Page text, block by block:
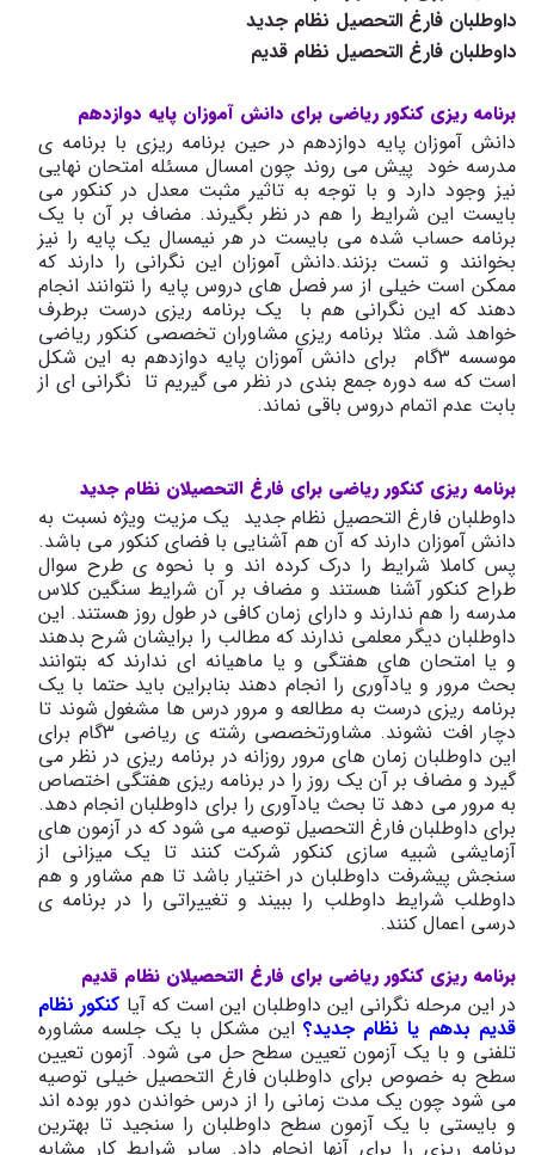
داوطلبان فارغ التحصیل نظام جدید
داوطلبان فارغ التحصیل نظام قدیم
برنامه ریزی کنکور ریاضی برای دانش آموزان پایه دوازدهم
دانش آموزان پایه دوازدهم در حین برنامه ریزی با برنامه ی
مدرسه خود پیش می روند چون امسال مسئله امتحان نهایی
نیز وجود دارد و با توجه به تاثیر مثبت معدل در کنکور می
بایست این شرایط را هم در نظر بگیرند. مضاف بر آن با یک
برنامه حساب شده می بایست در هر نیمسال یک پایه را نیز
بخوانند و تست بزنند.دانش آموزان این نگرانی را دارند که
ممکن است خیلی از سر فصل های دروس پایه را نتوانند انجام
دهند که این نگرانی هم با یک برنامه ریزی درست برطرف
خواهد شد. مثلا برنامه ریزی مشاوران تخصصی کنکور ریاضی
موسسه 3گام برای دانش آموزان پایه دوازدهم به این شکل
است که سه دوره جمع بندی در نظر می گیریم تا نگرانی ای از
بابت عدم اتمام دروس باقی نماند.
برنامه ریزی کنکور ریاضی برای فارغ التحصیلان نظام جدید
داوطلبان فارغ التحصیل نظام جدید یک مزیت ویژه نسبت به
دانش آموزان دارند که آن هم آشنایی با فضای کنکور می باشد.
پس کاملا شرایط را درک کرده اند و با نحوه ی طرح سوال
طراح کنکور آشنا هستند و مضاف بر آن شرایط سنگین کلاس
مدرسه را هم ندارند و دارای زمان کافی در طول روز هستند. این
داوطلبان دیگر معلمی ندارند که مطالب را برایشان شرح بدهند
و یا امتحان های هفتگی و یا ماهیانه ای ندارند که بتوانند
بحث مرور و یادآوری را انجام دهند بنابراین باید حتما با یک
برنامه ریزی درست به مطالعه و مرور درس ها مشغول شوند تا
دچار افت نشوند. مشاورتخصصی رشته ی ریاضی 3گام برای
این داوطلبان زمان های مرور روزانه در برنامه ریزی در نظر می
گیرد و مضاف بر آن یک روز را در برنامه ریزی هفتگی اختصاص
به مرور می دهد تا بحث یادآوری را برای داوطلبان انجام دهد.
برای داوطلبان فارغ التحصیل توصیه می شود که در آزمون های
آزمایشی شبیه سازی کنکور شرکت کنند تا یک میزانی از
سنجش پیشرفت داوطلبان در اختیار باشد تا هم مشاور و هم
داوطلب شرایط داوطلب را ببیند و تغییراتی را در برنامه ی
درسی اعمال کنند.
برنامه ریزی کنکور ریاضی برای فارغ التحصیلان نظام قدیم
در این مرحله نگرانی این داوطلبان این است که آیا کنکور نظام
قدیم بدهم یا نظام جدید؟ این مشکل با یک جلسه مشاوره
تلفنی و با یک آزمون تعیین سطح حل می شود. آزمون تعیین
سطح به خصوص برای داوطلبان فارغ التحصیل خیلی توصیه
می شود چون یک مدت زمانی را از درس خواندن دور بوده اند
و بایستی با یک آزمون سطح داوطلبان را سنجید تا بهترین
برنامه ریزی را برای آنها انجام داد. سایر شرایط کار مشابه